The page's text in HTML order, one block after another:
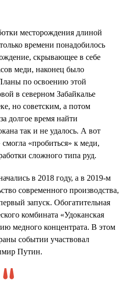
месторождения длиной
времени понадобилось
скрывающее в себе
меди, наконец было
по освоению этой
в северном Забайкалье
но советским, а потом
долгое время найти
так и не удалось. А вот
«пробиться» к меди,
сложного типа руд.
в 2018 году, а в 2019-м
современного производства,
запуск. Обогатительная
комбината «Удоканская
медного концентрата. В этом
событии участвовал
Путин.